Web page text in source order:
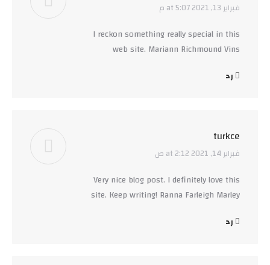
says:
فبراير 13, 2021 at 5:07 م
I reckon something really special in this
web site. Mariann Richmound Vins
رد
turkce
says:
فبراير 14, 2021 at 2:12 ص
Very nice blog post. I definitely love this
site. Keep writing! Ranna Farleigh Marley
رد